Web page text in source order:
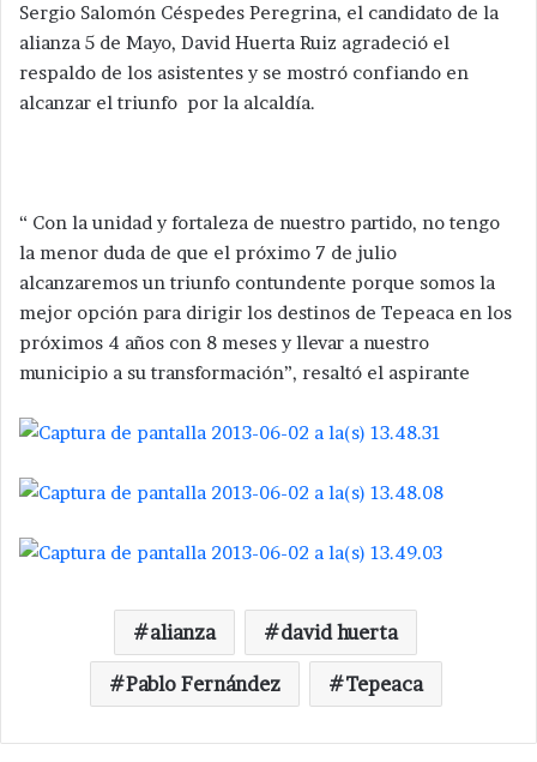
Sergio Salomón Céspedes Peregrina, el candidato de la
alianza 5 de Mayo, David Huerta Ruiz agradeció el
respaldo de los asistentes y se mostró confiando en
alcanzar el triunfo por la alcaldía.
“ Con la unidad y fortaleza de nuestro partido, no tengo
la menor duda de que el próximo 7 de julio
alcanzaremos un triunfo contundente porque somos la
mejor opción para dirigir los destinos de Tepeaca en los
próximos 4 años con 8 meses y llevar a nuestro
municipio a su transformación”, resaltó el aspirante
alianza david huerta
Pablo Fernández Tepeaca